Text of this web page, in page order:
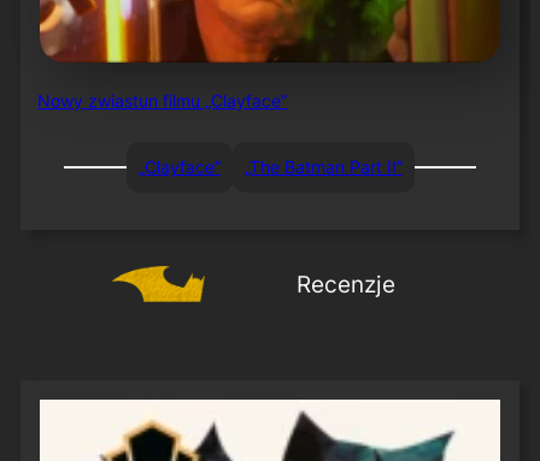
Nowy zwiastun filmu „Clayface”
„Clayface” „The Batman Part II”
Recenzje